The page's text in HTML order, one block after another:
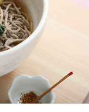
ぽん酢
鍋用調味料
たれ